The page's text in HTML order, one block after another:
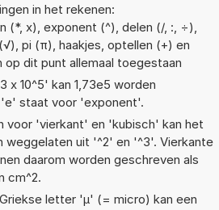
in het rekenen:
(*, x), exponent (^), delen (/, :, ÷),
pi (π), haakjes, optellen (+) en
dit punt allemaal toegestaan
x 10^5' kan 1,73e5 worden
staat voor 'exponent'.
voor 'vierkant' en 'kubisch' kan het
weggelaten uit '^2' en '^3'. Vierkante
daarom worden geschreven als
cm^2.
letter 'µ' (= micro) kan een